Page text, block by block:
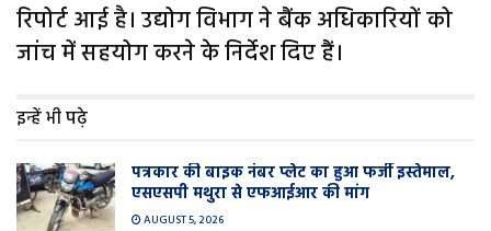
रिपोर्ट आई है। उद्योग विभाग ने बैंक अधिकारियों को
जांच में सहयोग करने के निर्देश दिए हैं।
इन्हें भी पढ़े
पत्रकार की बाइक नंबर प्लेट का हुआ फर्जी इस्तेमाल,
एसएसपी मथुरा से एफआईआर की मांग
AUGUST 5, 2026